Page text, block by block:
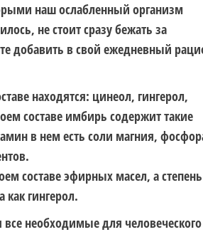
наш ослабленный организм
не стоит сразу бежать за
добавить в свой ежедневный
находятся: цинеол, гингерол,
составе имбирь содержит такие
в нем есть соли магния,
составе эфирных масел, а степень
гингерол.
необходимые для человеческого